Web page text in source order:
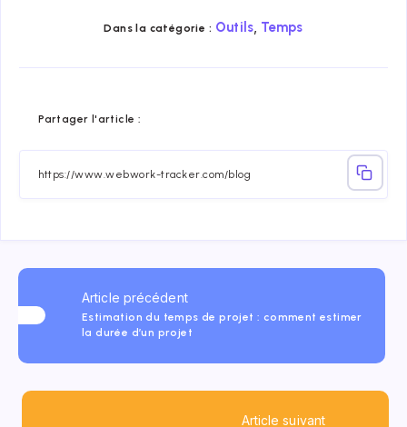
Dans la catégorie : Outils, Temps
Partager l'article :
Article précédent
Estimation du temps de projet : comment estimer
la durée d’un projet
Article suivant